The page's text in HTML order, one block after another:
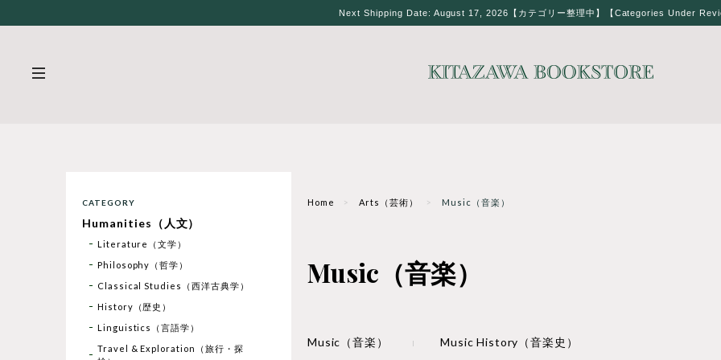
Next Shipping Date: August 17, 2026【カテゴリー整理中】【Categories Under
Home Arts（芸術） Music（音楽）
Music（音楽）
Music（音楽） Music History（音楽史）
CATEGORY
Humanities（人文）
Literature（文学）
Philosophy（哲学）
Classical Studies（西洋古典学）
History（歴史）
Linguistics（言語学）
Travel & Exploration（旅行・探